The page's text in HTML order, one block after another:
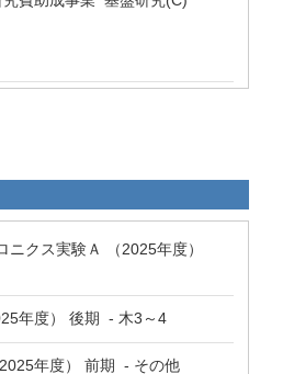
ニクス実験Ａ （2025年度）
年度） 後期 - 木3～4
年度） 前期 - その他